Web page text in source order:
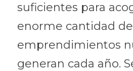
suficientes para
enorme cantidad de
emprendimientos
generan cada año.